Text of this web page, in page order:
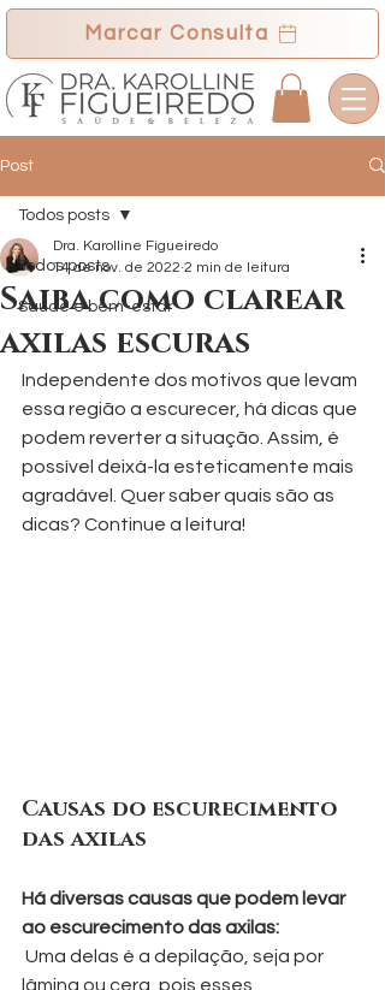
Marcar Consulta
Post
Todos posts
Saúde e bem-estar
Todos posts
Saiba como clarear
axilas escuras
Dra. Karolline Figueiredo
14 de nov. de 2022 2 min de leitura
Independente dos motivos que levam
essa região a escurecer, há dicas que
podem reverter a situação. Assim, é
possível deixá-la esteticamente mais
agradável. Quer saber quais são as
dicas? Continue a leitura!
Causas do escurecimento
das axilas
Há diversas causas que podem levar
ao escurecimento das axilas:
lâmina ou cera, pois esses